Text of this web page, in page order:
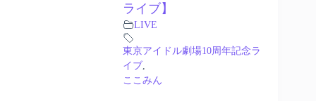
ライブ】
LIVE
東京アイドル劇場10周年記念ラ
イブ,
ここみん